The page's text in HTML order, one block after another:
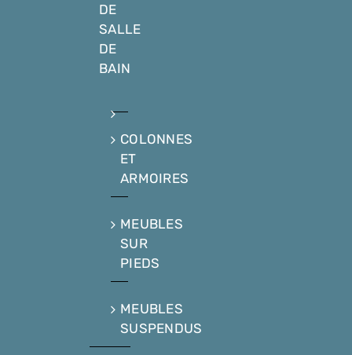
DE
SALLE
DE
BAIN
COLONNES
ET
ARMOIRES
MEUBLES
SUR
PIEDS
MEUBLES
SUSPENDUS